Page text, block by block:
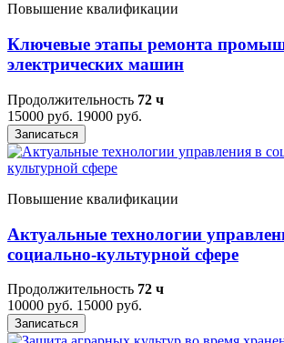
Повышение квалификации
Ключевые этапы ремонта
электрических машин
Продолжительность 72 ч
15000 руб. 19000 руб.
Записаться
Повышение квалификации
Актуальные технологии
социально-культурной сфере
Продолжительность 72 ч
10000 руб. 15000 руб.
Записаться